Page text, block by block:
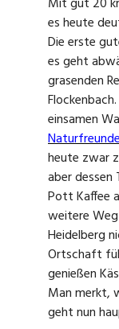
es heute
Die erste
es geht
grasenden
einsamen
heute zwar
aber dessen
Pott Kaffee
weitere
Heidelberg
Ortschaft
genießen
Man merkt,
geht nun